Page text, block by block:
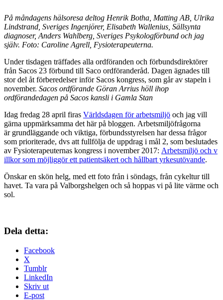
På måndagens hälsoresa deltog Henrik Botha, Matting AB, Ulrika
Lindstrand, Sveriges Ingenjörer, Elisabeth Wallenius, Sällsynta
diagnoser, Anders Wahlberg, Sveriges Psykologförbund och jag
själv. Foto: Caroline Agrell, Fysioterapeuterna.
Under tisdagen träffades alla ordföranden och förbundsdirektörer
från Sacos 23 förbund till Saco ordföranderåd. Dagen ägnades till
stor del åt förberedelser inför Sacos kongress, som går av stapeln i
november. Sacos ordförande Göran Arrius höll ihop
ordförandedagen på Sacos kansli i Gamla Stan
Idag fredag 28 april firas Världsdagen för arbetsmiljö och jag vill
gärna uppmärksamma det här på bloggen. Arbetsmiljöfrågorna
är grundläggande och viktiga, förbundsstyrelsen har dessa frågor
som prioriterade, dvs att fullfölja de uppdrag i mål 2, som beslutades
av Fysioterapeuternas kongress i november 2017: Arbetsmiljö och v
illkor som möjliggör ett patientsäkert och hållbart yrkesutövande.
Önskar en skön helg, med ett foto från i söndags, från cykeltur till
havet. Ta vara på Valborgshelgen och så hoppas vi på lite värme och
sol.
Dela detta:
Facebook
X
Tumblr
LinkedIn
Skriv ut
E-post